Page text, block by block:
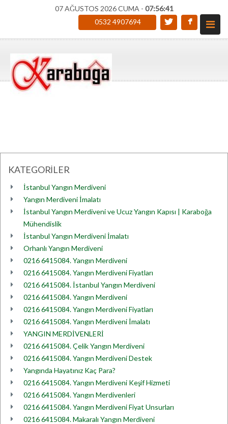
07 AĞUSTOS 2026 CUMA - 07:56:41
0532 4907694
KATEGORİLER
İstanbul Yangın Merdiveni
Yangın Merdiveni İmalatı
İstanbul Yangın Merdiveni ve Ucuz Yangın Kapısı | Karaboğa
Mühendislik
İstanbul Yangın Merdiveni İmalatı
Orhanlı Yangın Merdiveni
0216 6415084. Yangın Merdiveni
0216 6415084. Yangın Merdiveni Fiyatları
0216 6415084. İstanbul Yangın Merdiveni
0216 6415084. Yangın Merdiveni
0216 6415084. Yangın Merdiveni Fiyatları
0216 6415084. Yangın Merdiveni İmalatı
YANGIN MERDİVENLERİ
0216 6415084. Çelik Yangın Merdiveni
0216 6415084. Yangın Merdiveni Destek
Yangında Hayatınız Kaç Para?
0216 6415084. Yangın Merdiveni Keşif Hizmeti
0216 6415084. Yangın Merdivenleri
0216 6415084. Yangın Merdiveni Fiyat Unsurları
0216 6415084. Makaralı Yangın Merdiveni